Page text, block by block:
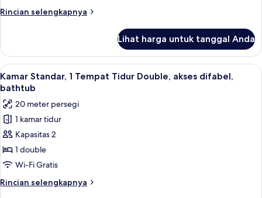
Tidur
Asap
Rokok
Rincian selengkapnya
Rincian
Kamar
Deluks,
2
Tempat
Twin,
Bebas
Asap
Rokok
Lihat harga untuk tanggal Anda
Lihat
semua
foto
untuk
Kamar
Standar,
1
Tempat
Tidur
Double,
Kamar Standar, 1 Tempat Tidur
8
Kamar Standar, 1 Tempat Tidur Double, akses difabel,
bathtub
20 meter persegi
1 kamar tidur
Kapasitas 2
1 double
Wi-Fi Gratis
Rincian selengkapnya
Rincian